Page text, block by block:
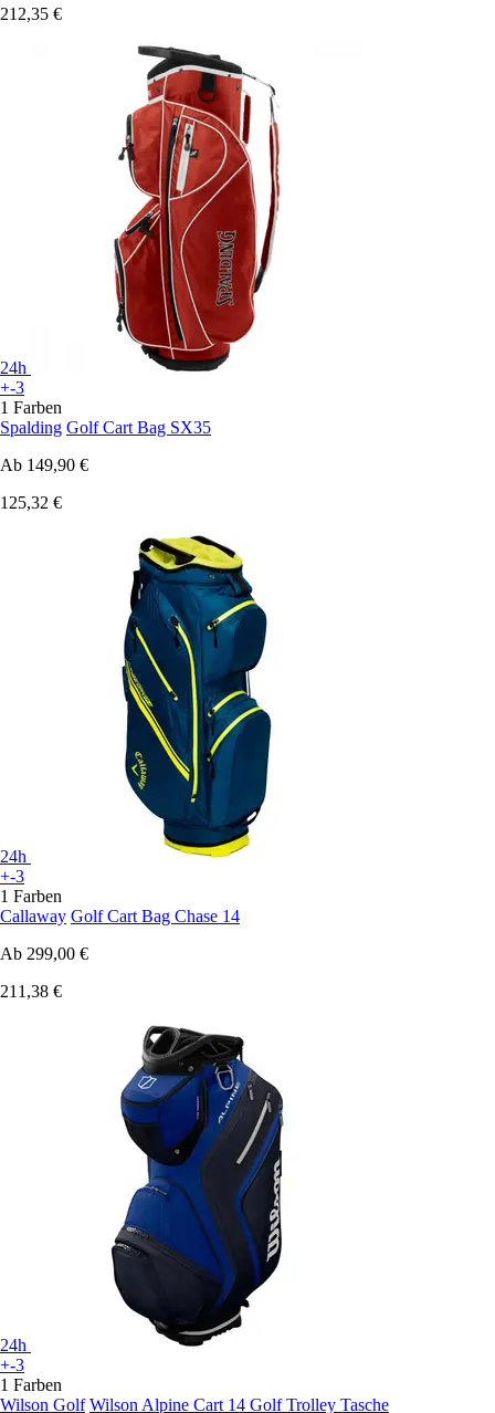
212,35 €
24h
+-3
1 Farben
Spalding Golf Cart Bag SX35
Ab 149,90 €
125,32 €
24h
+-3
1 Farben
Callaway Golf Cart Bag Chase 14
Ab 299,00 €
211,38 €
24h
+-3
1 Farben
Wilson Golf Wilson Alpine Cart 14 Golf Trolley Tasche